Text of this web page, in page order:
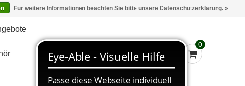
Marken Kasse - €0,00 Anmelden
0
Für weitere Informationen beachten Sie bitte unsere Datenschutzerklärung. »